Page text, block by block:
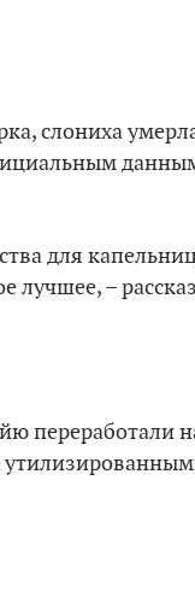
слониха
для
лучшее, –
переработали